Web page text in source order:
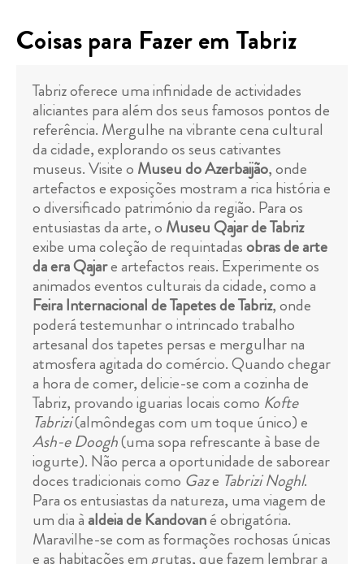
Coisas para Fazer em Tabriz
Tabriz oferece uma infinidade de actividades
aliciantes para além dos seus famosos pontos de
referência. Mergulhe na vibrante cena cultural
da cidade, explorando os seus cativantes
museus. Visite o Museu do Azerbaijão, onde
artefactos e exposições mostram a rica história e
o diversificado património da região. Para os
entusiastas da arte, o Museu Qajar de Tabriz
exibe uma coleção de requintadasobras de arte
da era Qajare artefactos reais. Experimente os
animados eventos culturais da cidade, como a
Feira Internacional de Tapetes de Tabriz, onde
poderá testemunhar o intrincado trabalho
artesanal dos tapetes persas e mergulhar na
atmosfera agitada do comércio. Quando chegar
a hora de comer, delicie-se com a cozinha de
Tabriz, provando iguarias locais como Kofte
Tabrizi(almôndegas com um toque único) e
Ash-e Doogh(uma sopa refrescante à base de
iogurte). Não perca a oportunidade de saborear
doces tradicionais como Gaze Tabrizi Noghl.
Para os entusiastas da natureza, uma viagem de
um dia àaldeia de Kandované obrigatória.
Maravilhe-se com as formações rochosas únicas
e as habitações em grutas, que fazem lembrar a